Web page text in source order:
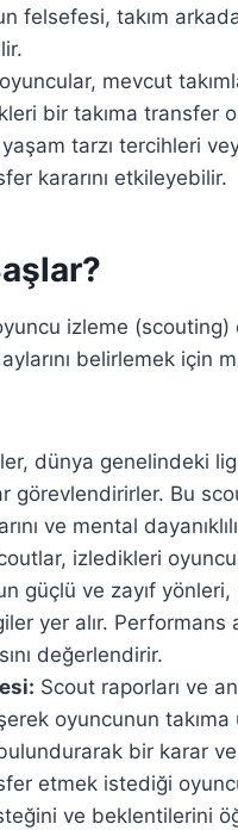
takım
oyuncular, mevcut
bir takıma transfer
tarzı tercihleri
kararını etkileyebilir.
izleme (scouting)
belirlemek için
dünya genelindeki
görevlendirirler. Bu
ve mental
izledikleri
güçlü ve zayıf
yer alır.
değerlendirir.
Scout raporları ve
oyuncunun takıma
bir karar
etmek istediği
ve beklentilerini